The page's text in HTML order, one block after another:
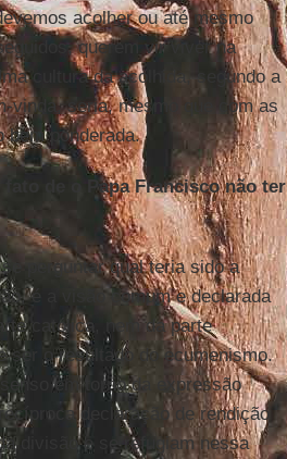
acolher ou até mesmo
querem vir viver na
cultura da acolhida, segundo a
vinda, seria, mesmo que com as
bem ponderada.
de o Papa Francisco não ter
perguntar qual teria sido a
é a visão comum e declarada
católica, nem da parte
ser o resultado do ecumenismo.
em torno da expressão
declaração de rendição
divisão e se refugiam nessa